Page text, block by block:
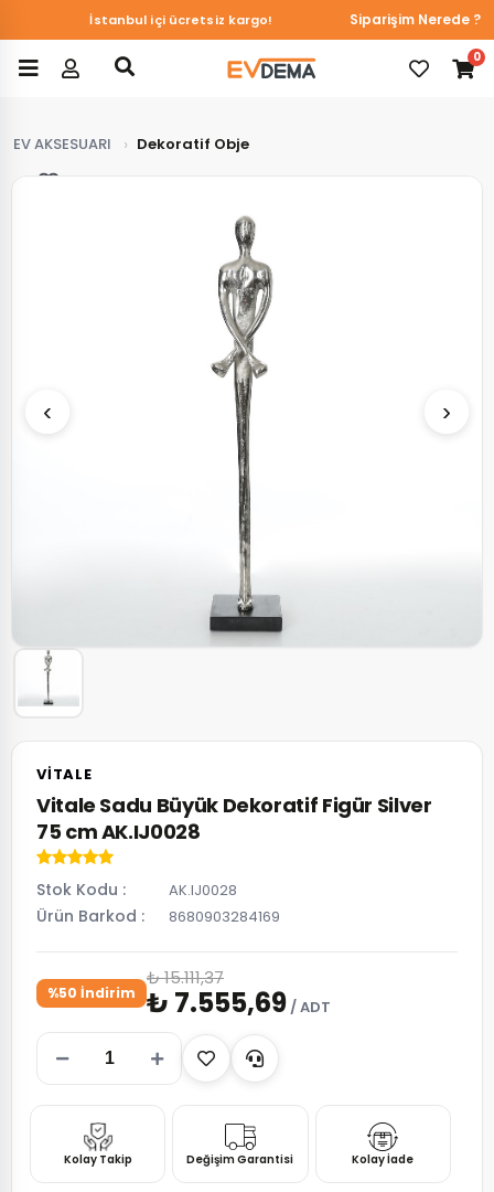
İstanbul içi ücretsiz kargo!
Siparişim Nerede ?
0
EV AKSESUARI Dekoratif Obje
‹ ›
VITALE
Vitale Sadu Büyük Dekoratif Figür Silver
75 cm AK.IJ0028
Stok Kodu AK.IJ0028
Ürün Barkod 8680903284169
%50 İndirim
₺ 15.111,37
₺ 7.555,69 / ADT
Kolay Takip Değişim Garantisi Kolay İade